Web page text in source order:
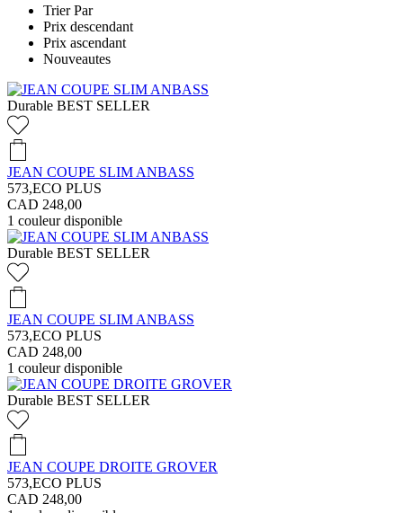
Trier Par
Prix descendant
Prix ascendant
Nouveautes
Durable BEST SELLER
JEAN COUPE SLIM ANBASS
573,ECO PLUS
CAD 248,00
1 couleur disponible
Durable BEST SELLER
JEAN COUPE SLIM ANBASS
573,ECO PLUS
CAD 248,00
1 couleur disponible
Durable BEST SELLER
JEAN COUPE DROITE GROVER
573,ECO PLUS
CAD 248,00